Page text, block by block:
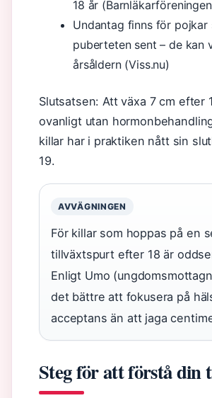
18 år
Undantag finns för pojkar
puberteten sent – de kan
årsåldern (Viss.nu)
Slutsatsen: Att växa 7 cm efter
ovanligt utan
killar har i praktiken nått sin
19.
AVVÄGNINGEN
För killar som hoppas på en
tillväxtspurt efter 18 är
Enligt Umo
det bättre att fokusera på
acceptans än att jaga
Steg för att förstå din